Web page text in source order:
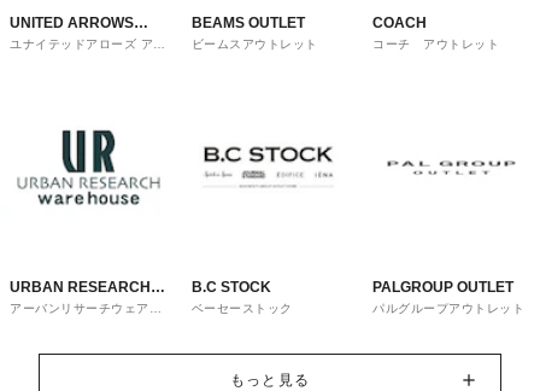
UNITED ARROWS
OUTLET
ユナイテッドアローズ アウ
BEAMS OUTLET
ビームスアウトレット
COACH
コーチ アウトレット
URBAN RESEARCH
ware house
アーバンリサーチウェアハ
B.C STOCK
ベーセーストック
PALGROUP OUTLET
パルグループアウトレット
もっと見る